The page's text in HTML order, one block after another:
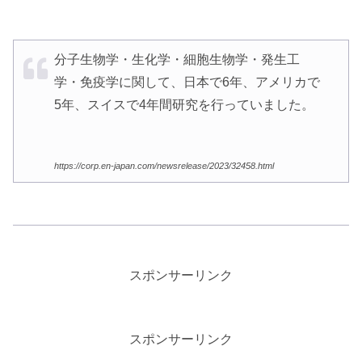
分子生物学・生化学・細胞生物学・発生工
学・免疫学に関して、日本で6年、アメリカで
5年、スイスで4年間研究を行っていました。
https://corp.en-japan.com/newsrelease/2023/32458.html
スポンサーリンク
スポンサーリンク